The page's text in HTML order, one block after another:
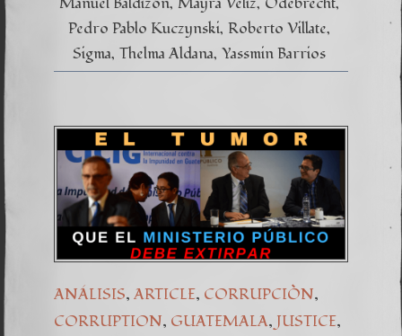
Pedro Pablo Kuczynski Roberto Villate
Sigma Thelma Aldana Yassmin Barrios
ANÁLISIS, ARTICLE, CORRUPCIÒN,
CORRUPTION, GUATEMALA, JUSTICE,